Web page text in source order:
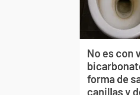
No es con
forma de
canillas y